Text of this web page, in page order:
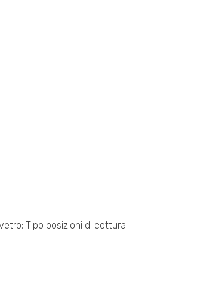
Tipo posizioni di cottura: